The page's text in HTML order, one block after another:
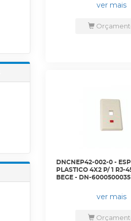
ver mais
DNCNEP42-002-0 -
PLASTICO 4X2 P/ 1 RJ-
BEGE - DN-
ver mais